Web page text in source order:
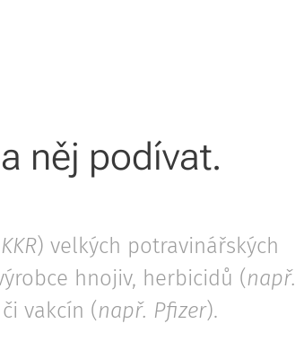
něj podívat.
) velkých potravinářských
hnojiv, herbicidů (např.
vakcín (např. Pfizer).